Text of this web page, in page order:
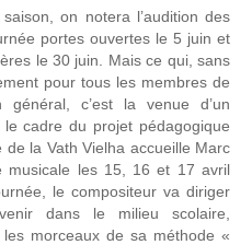
on notera l’audition des
portes ouvertes le 5 juin et
le 30 juin. Mais ce qui, sans
pour tous les membres de
c’est la venue d’un
cadre du projet pédagogique
de la Vath Vielha accueille Marc
musicale les 15, 16 et 17 avril
le compositeur va diriger
dans le milieu scolaire,
morceaux de sa méthode «